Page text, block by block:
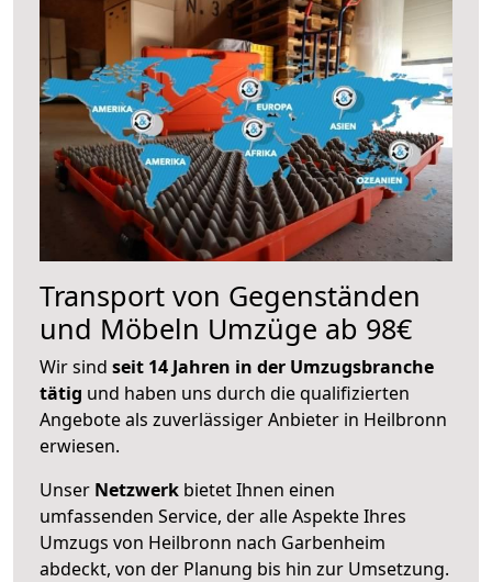
Transport von Gegenständen
und Möbeln Umzüge ab 98€
Wir sind seit 14 Jahren in der Umzugsbranche
tätig und haben uns durch die qualifizierten
Angebote als zuverlässiger Anbieter in Heilbronn
erwiesen.
Unser Netzwerk bietet Ihnen einen
umfassenden Service, der alle Aspekte Ihres
Umzugs von Heilbronn nach Garbenheim
abdeckt, von der Planung bis hin zur Umsetzung.